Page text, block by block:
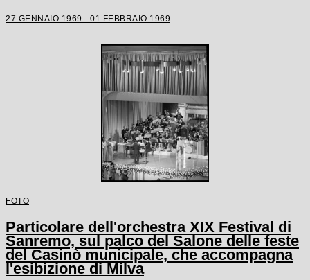
27 GENNAIO 1969 - 01 FEBBRAIO 1969
FOTO
Particolare dell'orchestra XIX Festival di
Sanremo, sul palco del Salone delle feste
del Casinò municipale, che accompagna
l'esibizione di Milva